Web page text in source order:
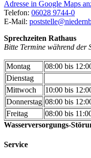
Adresse in Google Maps
Telefon: 06028 9744-0
E-Mail:
Sprechzeiten Rathaus
Bitte Termine während der
Montag
08:00 bis
Dienstag
Mittwoch
10:00 bis
Donnerstag 08:00 bis
Freitag
08:00 bis
Wasserversorgungs-
Service